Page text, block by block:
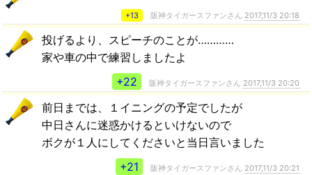
+13 阪神タイガースファンさん 2017,11/3 20:18
投げるより、スピーチのことが…………
家や車の中で練習しましたよ
+22
阪神タイガースファンさん 2017,11/3 20:20
前日までは、１イニングの予定でしたが
中日さんに迷惑かけるといけないので
ボクが１人にしてくださいと当日言いました
+21
阪神タイガースファンさん 2017,11/3 20:21